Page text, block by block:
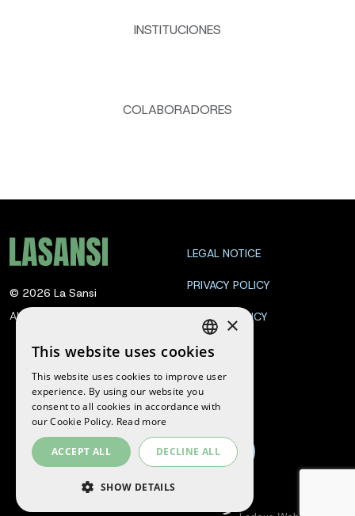
INSTITUCIONES
COLABORADORES
© 2026 La Sansi
All rights reserved
LEGAL NOTICE
PRIVACY POLICY
COOKIE POLICY
CONTACT
Follow us
SPANISH
ENGLISH
CATALAN
×
This website uses cookies
This website uses cookies to improve user
experience. By using our website you
consent to all cookies in accordance with
our Cookie Policy. Read more
ACCEPT ALL DECLINE ALL
SHOW DETAILS